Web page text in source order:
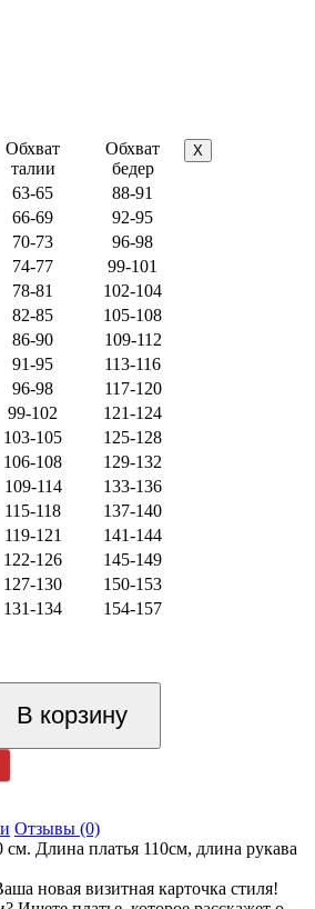
Обхват
талии
Обхват
бедер
X
63-65
88-91
66-69
92-95
70-73
96-98
74-77
99-101
78-81
102-104
82-85
105-108
86-90
109-112
91-95
113-116
96-98
117-120
99-102
121-124
103-105
125-128
106-108
129-132
109-114
133-136
115-118
137-140
119-121
141-144
122-126
145-149
127-130
150-153
131-134 154-157
Отзывы (0)
см. Длина платья 110см, длина рукава
новая визитная карточка стиля!